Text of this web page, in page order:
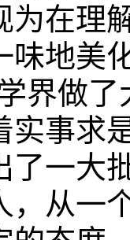
为在理
味地美
界做
实事求
了一大
，从一